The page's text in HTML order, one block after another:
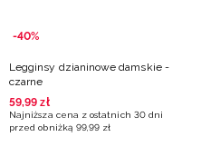
-40%
Legginsy dzianinowe damskie -
czarne
59,99 zł
Najniższa cena z ostatnich 30 dni
przed obniżką 99,99 zł